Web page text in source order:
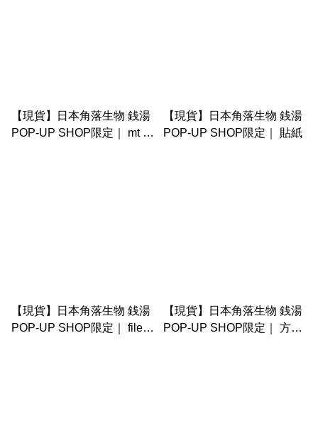
【現貨】日本角落生物 銭湯
POP-UP SHOP限定｜ mt 膠
【現貨】日本角落生物 銭湯
POP-UP SHOP限定｜ 貼紙
【現貨】日本角落生物 銭湯
POP-UP SHOP限定｜ file
【現貨】日本角落生物 銭湯
POP-UP SHOP限定｜ 方形